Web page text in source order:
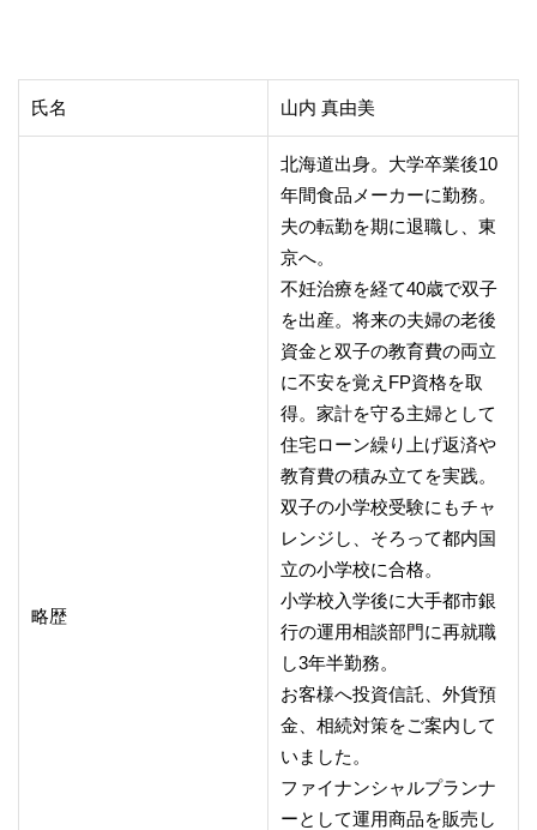
氏名 山内 真由美
略歴
北海道出身。大学卒業後10
年間食品メーカーに勤務。
夫の転勤を期に退職し、東
京へ。
不妊治療を経て40歳で双子
を出産。将来の夫婦の老後
資金と双子の教育費の両立
に不安を覚えFP資格を取
得。家計を守る主婦として
住宅ローン繰り上げ返済や
教育費の積み立てを実践。
双子の小学校受験にもチャ
レンジし、そろって都内国
立の小学校に合格。
小学校入学後に大手都市銀
行の運用相談部門に再就職
し3年半勤務。
お客様へ投資信託、外貨預
金、相続対策をご案内して
いました。
ファイナンシャルプランナ
ーとして運用商品を販売し